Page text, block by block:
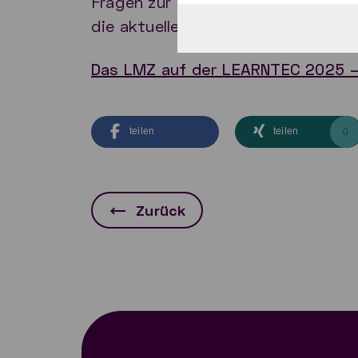
die aktuellen Entwicklungen.
Das LMZ auf der LEARNTEC
teilen teilen 0
Zurück